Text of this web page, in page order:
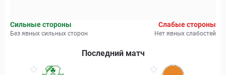
Сильные стороны
Без явных сильных сторон
Слабые стороны
Нет явных слабостей
Последний матч